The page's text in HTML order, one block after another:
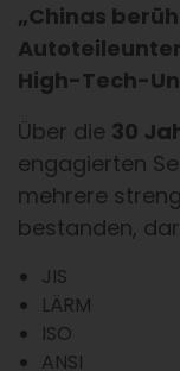
„Chinas
High-Tech-
Über die 30
engagierten
mehrere
bestanden,
JIS
LÄRM
ISO
ANSI